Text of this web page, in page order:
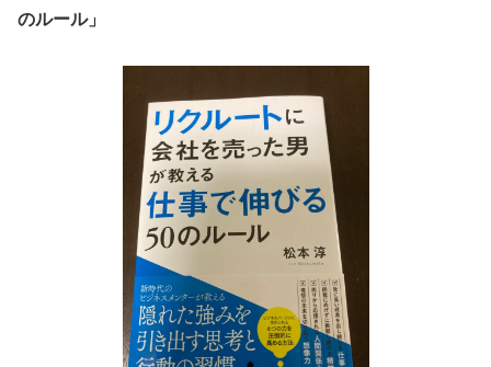
のルール」